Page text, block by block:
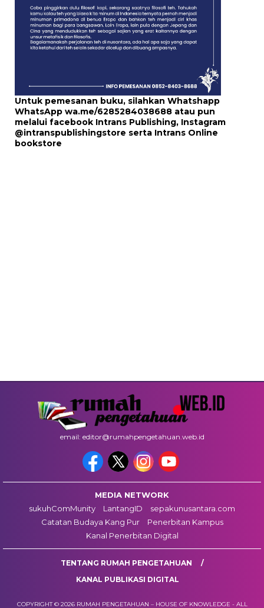
Untuk pemesanan buku, silahkan Whatshapp
WhatsApp wa.me/6285284038688 atau pun
melalui facebook Intrans Publishing, Instagram
@intranspublishingstore serta Intrans Online
bookstore
email: editor@rumahpengetahuan.web.id
MEDIA NETWORK
sukuhComMunity
LantangID
sepakunusantara.com
Catatan Budaya Kang Pur
Penerbitan Kampus
Kanal Penerbitan Digital
TENTANG RUMAH PENGETAHUAN
KANAL PUBLIKASI DIGITAL
COPYRIGHT © 2026 RUMAH PENGETAHUAN – HOUSE OF KNOWLEDGE - ALL